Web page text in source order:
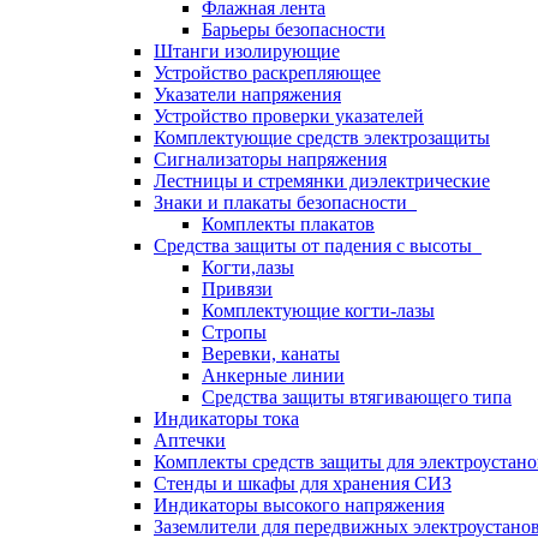
Флажная лента
Барьеры безопасности
Штанги изолирующие
Устройство раскрепляющее
Указатели напряжения
Устройство проверки указателей
Комплектующие средств электрозащиты
Сигнализаторы напряжения
Лестницы и стремянки диэлектрические
Знаки и плакаты безопасности
Комплекты плакатов
Средства защиты от падения с высоты
Когти,лазы
Привязи
Комплектующие когти-лазы
Стропы
Веревки, канаты
Анкерные линии
Средства защиты втягивающего типа
Индикаторы тока
Аптечки
Комплекты средств защиты для
Стенды и шкафы для хранения СИЗ
Индикаторы высокого напряжения
Заземлители для передвижных